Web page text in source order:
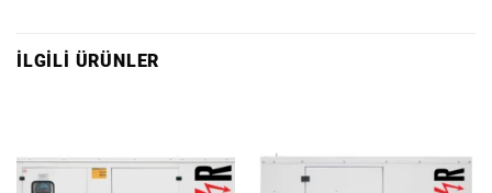
İLGILI ÜRÜNLER